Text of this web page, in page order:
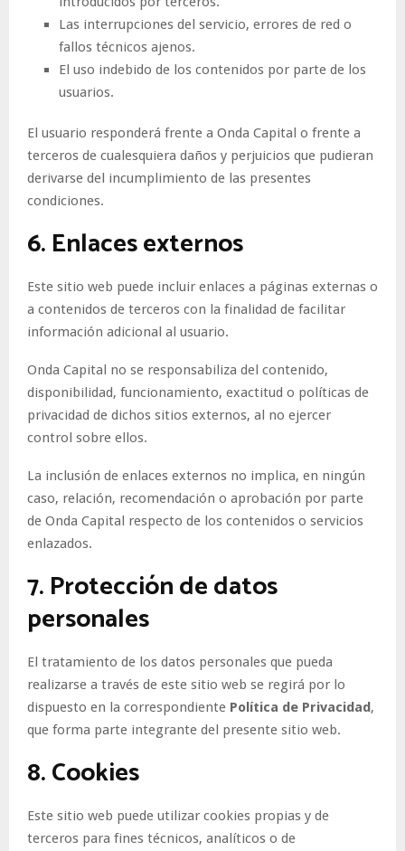
Las interrupciones del servicio, errores de red o
fallos técnicos ajenos.
El uso indebido de los contenidos por parte de los
usuarios.
El usuario responderá frente a Onda Capital o frente a
terceros de cualesquiera daños y perjuicios que pudieran
derivarse del incumplimiento de las presentes
condiciones.
6. Enlaces externos
Este sitio web puede incluir enlaces a páginas externas o
a contenidos de terceros con la finalidad de facilitar
información adicional al usuario.
Onda Capital no se responsabiliza del contenido,
disponibilidad, funcionamiento, exactitud o políticas de
privacidad de dichos sitios externos, al no ejercer
control sobre ellos.
La inclusión de enlaces externos no implica, en ningún
caso, relación, recomendación o aprobación por parte
de Onda Capital respecto de los contenidos o servicios
enlazados.
7. Protección de datos
personales
El tratamiento de los datos personales que pueda
realizarse a través de este sitio web se regirá por lo
dispuesto en la correspondiente Política de Privacidad,
que forma parte integrante del presente sitio web.
8. Cookies
Este sitio web puede utilizar cookies propias y de
terceros para fines técnicos, analíticos o de